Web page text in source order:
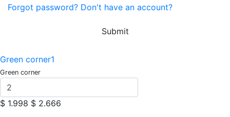
Forgot password? Don't have an account?
Submit
Green corner1
Green corner
$ 1.998 $ 2.666